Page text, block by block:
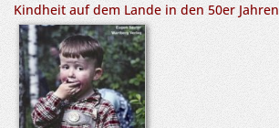
Kindheit auf dem Lande in den 50er Jahren